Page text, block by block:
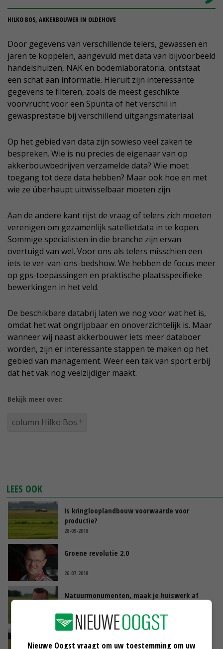
HILKO BOS, AKKERBOUWER IN OLDEHOVE
Door gegevens van verschillende telers, gewassen en
jaren te koppelen, aangevuld met data van bijvoorbeeld
handelshuizen, NAK en bodemlaboratoria, ontstaat
een schat aan informatie. Hieruit zijn interessante
gegevens te filteren, zoals de meest geschikte
voorvrucht voor een Spunta of het verschil in
gewasprestatie bij verschillend uitgangsmateriaal.
Op het gebied van data zijn sowieso veel zaken te
bespreken. Wie is nu precies de eigenaar van op
akkerbouwbedrijven verzamelde data? Wie moet
toegang tot deze data hebben? Maar ook hoe en met
wie ze überhaupt uitwisselbaar moeten zijn.
Aan de andere kant rijst de vraag of telers zich moeten
verenigen om gezamenlijk satellietdata in te kopen.
Sommige specialisten in die branche zijn ervan
overtuigd van wel. Voor ons als telers misschien een
iets te ver-van-ons-bedshow. We hebben de focus meer
op gps-toepassingen en praktische plaatsspecifieke
bewerkingen in het veld.
De beschikbare databrij laten we nog voor wat het is,
omdat het wat ongrijpbaar en onoverzichtelijk is. Maar
wanneer wij naast akkerbouwer iets meer databoer
worden, zijn er interessante stappen te maken op het
gebied van management. Weer een tak van sport erbij
dat het vak nog veelzijdiger maakt.
Bekijk meer over:
column Hilko Bos
LEES OOK
Is kringlooplandbouw voorwaarde voor
productie?
28-09-2018
Groene revolutie 2.0
26-07-2018
Natuurmonumenten, maak je huiswerk af
06-06-2018
Nieuwe Oogst vraagt om uw toestemming om uw